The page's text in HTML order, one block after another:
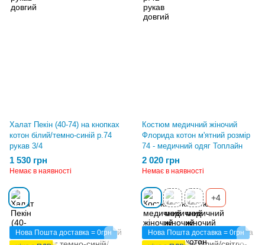
Халат Пекін (40-74) на кнопках
котон білий/темно-синій р.74
рукав 3/4
1 530 грн
Немає в наявності
Костюм медичний жіночий
Флорида котон м'ятний розмір
74 - медичний одяг Топлайн
2 020 грн
Немає в наявності
+4
Нова Пошта доставка = 0грн
Нова Пошта доставка = 0грн